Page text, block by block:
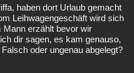
haben dort Urlaub gemacht
Leihwagengeschäft wird sich
erzählt bevor wir
dir sagen, es kam genauso,
oder ungenau abgelegt?